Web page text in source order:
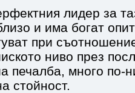
лидер за
и има богат
при
ниво през
печалба, много по-
стойност.